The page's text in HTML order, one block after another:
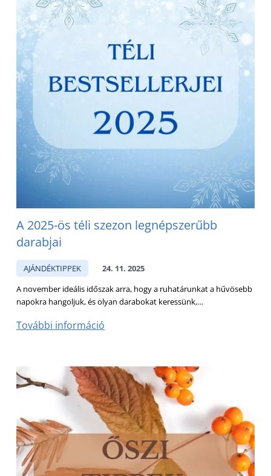
A 2025-ös téli szezon legnépszerűbb
darabjai
AJÁNDÉKTIPPEK
24. 11. 2025
A november ideális időszak arra, hogy a ruhatárunkat a hűvösebb
napokra hangoljuk, és olyan darabokat keressünk,…
További információ